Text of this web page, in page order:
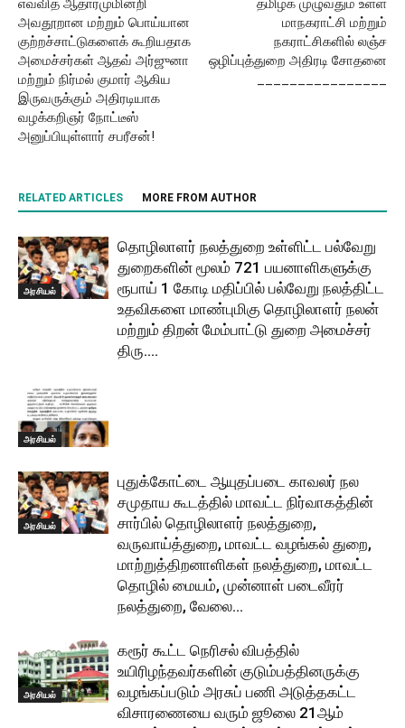
எவ்வித ஆதாரமுமின்றி
அவதூறான மற்றும் பொய்யான
குற்றச்சாட்டுகளைக் கூறியதாக
அமைச்சர்கள் ஆதவ் அர்ஜுனா
மற்றும் நிர்மல் குமார் ஆகிய
இருவருக்கும் அதிரடியாக
வழக்கறிஞர் நோட்டீஸ்
அனுப்பியுள்ளார் சபரீசன்!
தமிழக முழுவதும் உள்ள
மாநகராட்சி மற்றும்
நகராட்சிகளில் லஞ்ச
ஒழிப்புத்துறை அதிரடி சோதனை
RELATED ARTICLES MORE FROM AUTHOR
அரசியல்
தொழிலாளர் நலத்துறை உள்ளிட்ட பல்வேறு
துறைகளின் மூலம் 721 பயனாளிகளுக்கு
ரூபாய் 1 கோடி மதிப்பில் பல்வேறு நலத்திட்ட
உதவிகளை மாண்புமிகு தொழிலாளர் நலன்
மற்றும் திறன் மேம்பாட்டு துறை அமைச்சர்
திரு....
அரசியல்
அரசியல்
புதுக்கோட்டை ஆயுதப்படை காவலர் நல
சமுதாய கூடத்தில் மாவட்ட நிர்வாகத்தின்
சார்பில் தொழிலாளர் நலத்துறை,
வருவாய்த்துறை, மாவட்ட வழங்கல் துறை,
மாற்றுத்திறனாளிகள் நலத்துறை, மாவட்ட
தொழில் மையம், முன்னாள் படைவீரர்
நலத்துறை, வேலை...
அரசியல்
கரூர் கூட்ட நெரிசல் விபத்தில்
உயிரிழந்தவர்களின் குடும்பத்தினருக்கு
வழங்கப்படும் அரசுப் பணி அடுத்தகட்ட
விசாரணையை வரும் ஜூலை 21ஆம்